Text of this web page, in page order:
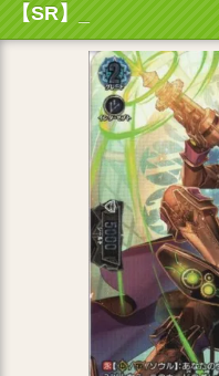
【SR】_